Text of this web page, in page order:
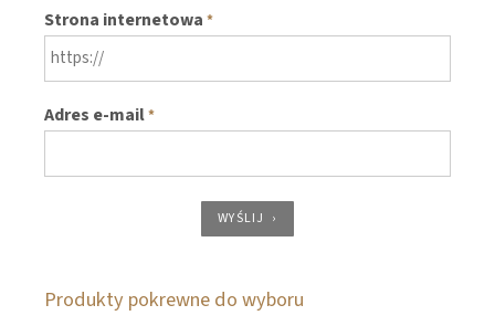
Strona internetowa *
Adres e-mail*
WYŚLIJ
Produkty pokrewne do wyboru